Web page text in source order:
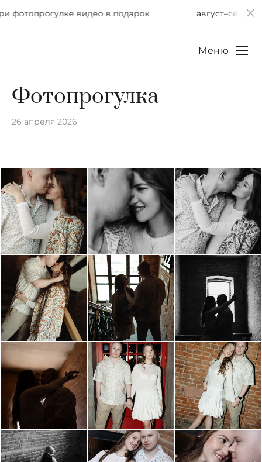
видео в подарок август–сентябрь
Меню
Фотопрогулка
26 апреля 2026